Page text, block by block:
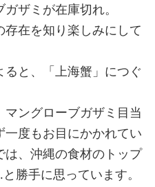
ザミが在庫切れ。
在を知り楽しみにして
と、「上海蟹」につぐ
ングローブガザミ目当
度もお目にかかれてい
は、沖縄の食材のトップ
勝手に思っています。